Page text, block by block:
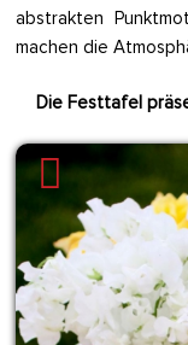
abstrakten
machen die
Die Festtafel